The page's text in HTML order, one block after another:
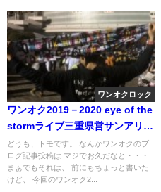
ワンオクロック
ワンオク2019－2020 eye of the
stormライブ三重県営サンアリー
ナに参戦してきたのでレビュー
書いてみた
どうも、トモです。 なんかワンオクのブ
ログ記事投稿は マジでお久だなと・・・
まぁでもそれは、 前にもちょっと書いた
けど、 今回のワンオク2...